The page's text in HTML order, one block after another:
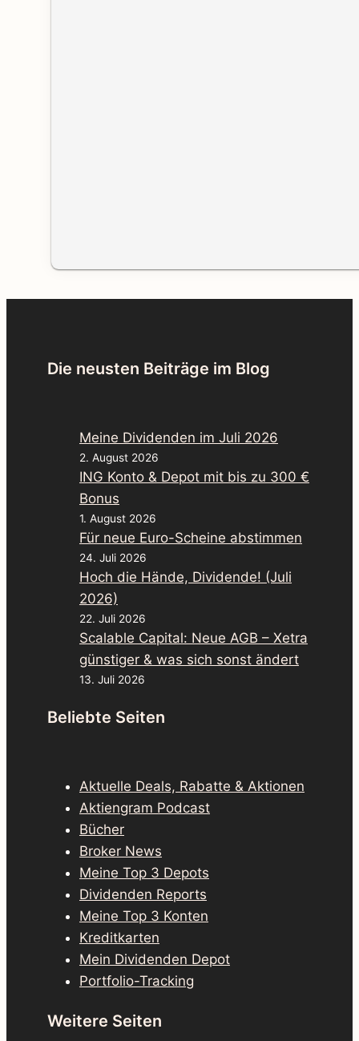
Die neusten Beiträge im Blog
Meine Dividenden im Juli 2026
2. August 2026
ING Konto & Depot mit bis zu 300 €
Bonus
1. August 2026
Für neue Euro-Scheine abstimmen
24. Juli 2026
Hoch die Hände, Dividende! (Juli
2026)
22. Juli 2026
Scalable Capital: Neue AGB – Xetra
günstiger & was sich sonst ändert
13. Juli 2026
Beliebte Seiten
Aktuelle Deals, Rabatte & Aktionen
Aktiengram Podcast
Bücher
Broker News
Meine Top 3 Depots
Dividenden Reports
Meine Top 3 Konten
Kreditkarten
Mein Dividenden Depot
Portfolio-Tracking
Weitere Seiten